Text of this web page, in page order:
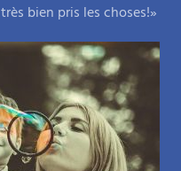
bien pris les choses!»